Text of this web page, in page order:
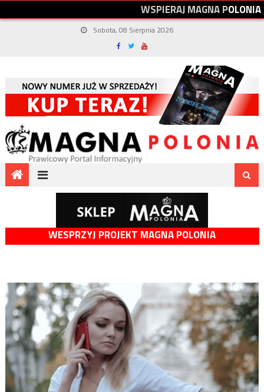
WSPIERAJMAGNAPOLONIA
Sobota, 08 Sierpnia 2026
WESPRZYJ PROJEKT MAGNA POLONIA